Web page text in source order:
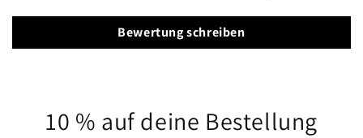
Bewertung schreiben
10 % auf deine Bestellung